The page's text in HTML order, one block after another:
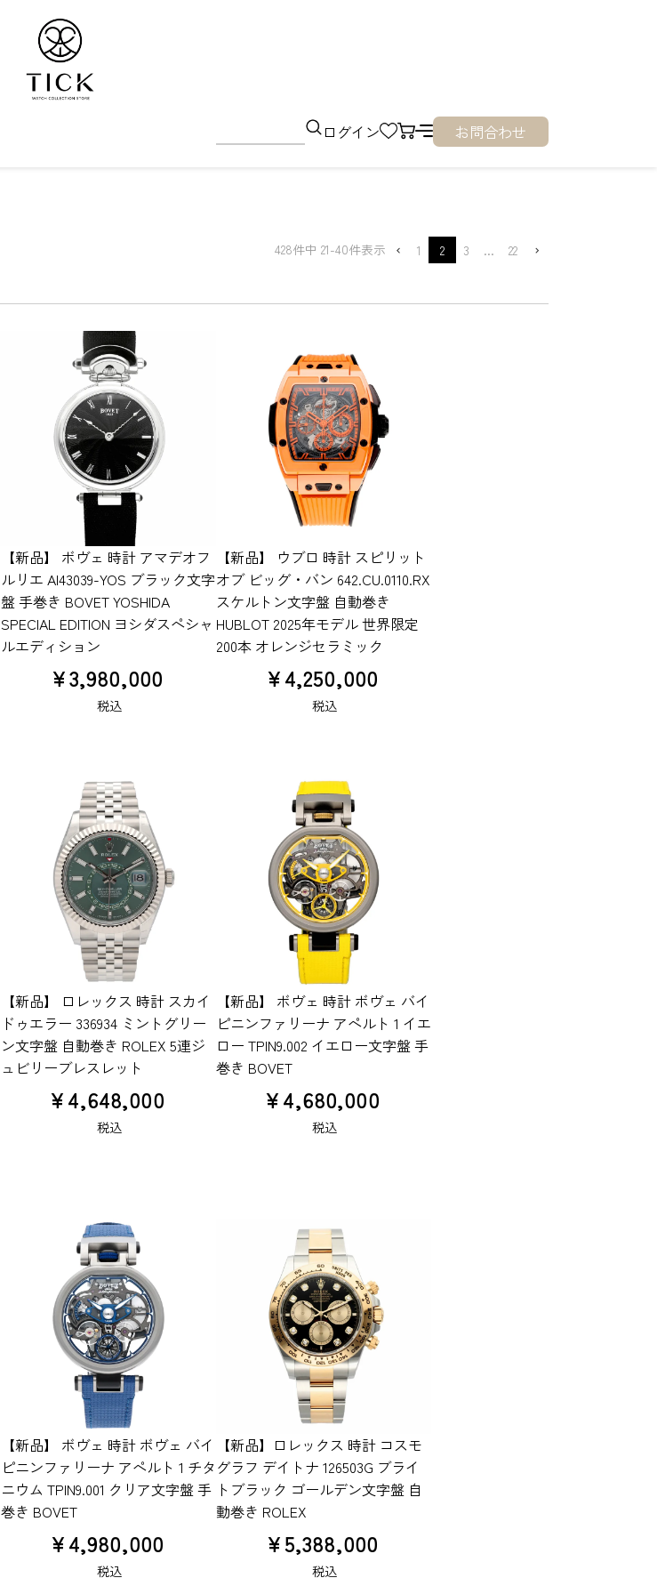
ログイン お問合わせ
428件中 21-40件表示 1 2 3 … 22
【新品】 ボヴェ 時計 アマデオフ
ルリエ AI43039-YOS ブラック文字
盤 手巻き BOVET YOSHIDA
SPECIAL EDITION ヨシダスペシャ
ルエディション
¥3,980,000
税込
【新品】 ウブロ 時計 スピリット
オブ ビッグ・バン 642.CU.0110.RX
スケルトン文字盤 自動巻き
HUBLOT 2025年モデル 世界限定
200本 オレンジセラミック
¥4,250,000
税込
【新品】 ロレックス 時計 スカイ
ドゥエラー 336934 ミントグリー
ン文字盤 自動巻き ROLEX 5連ジ
ュビリーブレスレット
¥4,648,000
税込
【新品】 ボヴェ 時計 ボヴェ バイ
ピニンファリーナ アペルト 1 イエ
ロー TPIN9.002 イエロー文字盤 手
巻き BOVET
¥4,680,000
税込
【新品】 ボヴェ 時計 ボヴェ バイ
ピニンファリーナ アペルト 1 チタ
ニウム TPIN9.001 クリア文字盤 手
巻き BOVET
¥4,980,000
税込
【新品】ロレックス 時計 コスモ
グラフ デイトナ 126503G ブライ
トブラック ゴールデン文字盤 自
動巻き ROLEX
¥5,388,000
税込